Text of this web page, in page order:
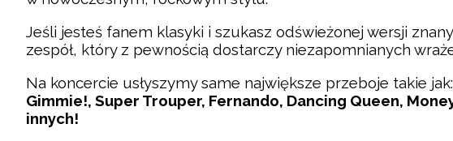
Jeśli jesteś fanem klasyki i szukasz odświeżonej wersji
zespół, który z pewnością dostarczy niezapomnianych
Na koncercie usłyszymy same największe przeboje takie jak:
Gimmie!, Super Trouper, Fernando, Dancing Queen,
innych!